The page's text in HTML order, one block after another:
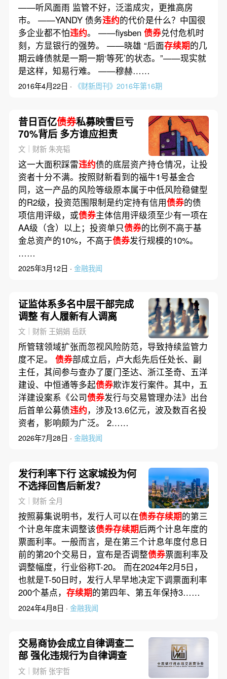
——听风面雨 监管不好，泛滥成灾，更推高房
市。 ——YANDY 债务违约的代价是什么？中国很
多企业都不怕违约。 ——fiysben 债券兑付危机时
刻，方显银行的强势。 ——晓雄 “后面存续期的几
期云峰债就是一期一期‘等死’的状态。”——现实就
是这样，知易行难。 ——穆赫……
2016年4月22日 · 《财新周刊》2016年第16期
昔日百亿债券私募映雪巨亏
70%背后 多方谁应担责
文｜财新 朱亮韬
这一大面积踩雷违约债的底层资产持仓情况，让投
资者十分不满。按照财新看到的福牛1号基金合
同，这一产品的风险等级原本属于中低风险稳健型
的R2级，投资范围限制是约定持有信用债券的债
项信用评级，或债券主体信用评级须至少有一项在
AA级（含）以上；投资单只债券的比例不高于基
金总资产的10%，不高于债券发行规模的10%。
……
2025年3月12日 · 金融我闻
证监体系多名中层干部完成
调整 有人履新有人调离
文｜财新 王娟娟 岳跃
所管辖领域扩张而忽视风险防范，导致持续监管力
度不足。 债券部成立后，卢大彪先后任处长、副
主任，其间参与查办了厦门圣达、浙江圣奇、五洋
建设、中恒通等多起债券欺诈发行案件。其中，五
洋建设案系《公司债券发行与交易管理办法》出台
后首单公募债违约，涉及13.6亿元，波及数百名投
资者，影响颇为广泛。 2……
2026年7月28日 · 金融我闻
发行利率下行 这家城投为何
不选择回售后新发？
文｜财新 全月
按照募集说明书，发行人可以在债券存续期的第三
个计息年度末调整该债券存续期后两个计息年度的
票面利率。一般而言，是在第三个计息年度付息日
前的第20个交易日，宣布是否调整债券票面利率及
调整幅度，行业俗称T-20。 而在2024年2月5日，
也就是T-50日时，发行人早早地决定下调票面利率
200个基点， 存续期的第四年、第五年保持3……
2024年4月8日 · 金融我闻
交易商协会成立自律调查二
部 强化违规行为自律调查
文｜财新 张宇哲